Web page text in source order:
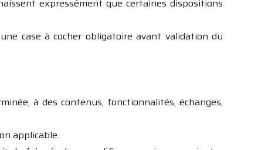
expressément que certaines dispositions
case à cocher obligatoire avant validation du
à des contenus, fonctionnalités, échanges,
applicable.